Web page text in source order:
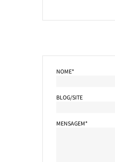
NOME*
BLOG/SITE
MENSAGEM*